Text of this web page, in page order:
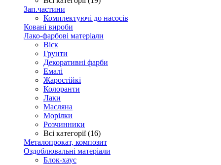
Зап.частини
Комплектуючі до насосів
Ковані вироби
Лако-фарбові матеріали
Віск
Грунти
Декоративні фарби
Емалі
Жаростійкі
Колоранти
Лаки
Масляна
Морілки
Розчинники
Всі категорії (16)
Металопрокат, композит
Оздоблювальні матеріали
Блок-хаус